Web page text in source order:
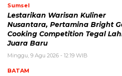
Sumsel
Lestarikan Warisan Kuliner
Nusantara, Pertamina Bright
Cooking Competition Tegal
Juara Baru
Minggu, 9 Agu 2026 - 12:19 WIB
BATAM